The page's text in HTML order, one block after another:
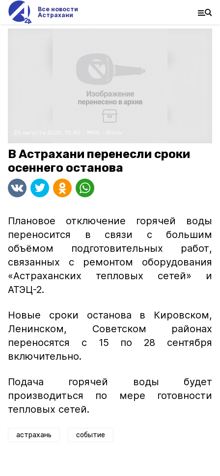
Все новости
Астрахани
В Астрахани перенесли сроки
осеннего останова
Плановое отключение горячей воды
переносится в связи с большим
объёмом подготовительных работ,
связанных с ремонтом оборудования
«Астраханских тепловых сетей» и
АТЭЦ-2.
Новые сроки останова в Кировском,
Ленинском, Советском районах
переносятся с 15 по 28 сентября
включительно.
Подача горячей воды будет
производиться по мере готовности
тепловых сетей.
астрахань событие